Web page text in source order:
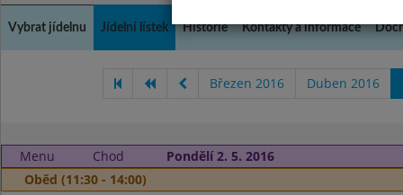
Vybrat jídelnu Jídelní lístek Historie Kontakty a informace
Březen 2016 Duben 2016
Menu Chod
Pondělí 2. 5. 2016
Oběd (11:30 - 14:00)